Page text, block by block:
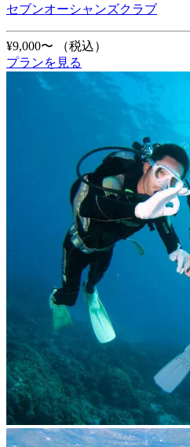
セブンオーシャンズクラブ
¥9,000〜
（税込）
プランを見る